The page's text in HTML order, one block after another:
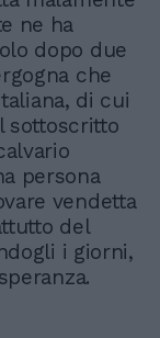
ne ha
dopo due
che
di cui
sottoscritto
persona
vendetta
del
i giorni,